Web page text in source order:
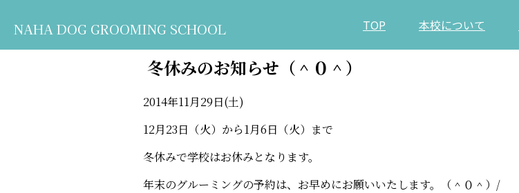
TOP 本校について
NAHA DOG GROOMING SCHOOL
冬休みのお知らせ（＾０＾）
2014年11月29日(土)
12月23日（火）から1月6日（火）まで
冬休みで学校はお休みとなります。
年末のグルーミングの予約は、お早めにお願いいたします。（＾０＾）/